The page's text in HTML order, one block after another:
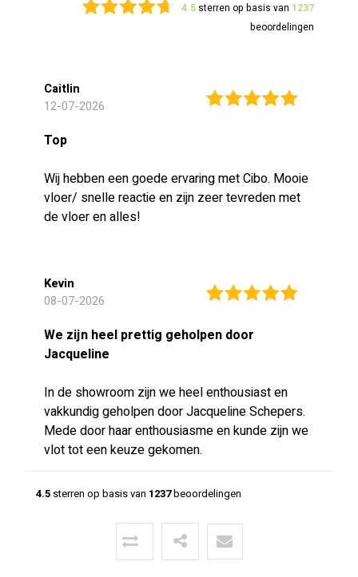
4.5 sterren op basis van 1237
beoordelingen
Caitlin
12-07-2026
Top
Wij hebben een goede ervaring met Cibo. Mooie
vloer/ snelle reactie en zijn zeer tevreden met
de vloer en alles!
Kevin
08-07-2026
We zijn heel prettig geholpen door
Jacqueline
In de showroom zijn we heel enthousiast en
vakkundig geholpen door Jacqueline Schepers.
Mede door haar enthousiasme en kunde zijn we
vlot tot een keuze gekomen.
4.5 sterren op basis van 1237beoordelingen